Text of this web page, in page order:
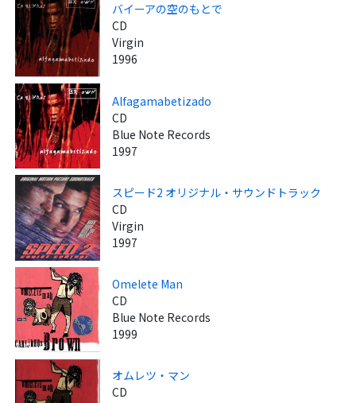
バイーアの空のもとで
CD
Virgin
1996
Alfagamabetizado
CD
Blue Note Records
1997
スピード2 オリジナル・サウンドトラック
CD
Virgin
1997
Omelete Man
CD
Blue Note Records
1999
オムレツ・マン
CD